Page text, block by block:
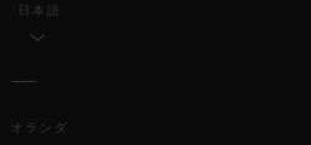
日本語
オランダ